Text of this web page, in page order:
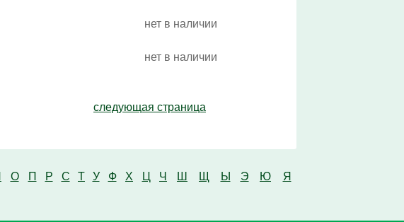
нет в наличии
нет в наличии
следующая страница
О П Р С Т У Ф Х Ц Ч Ш Щ Ы Э Ю Я